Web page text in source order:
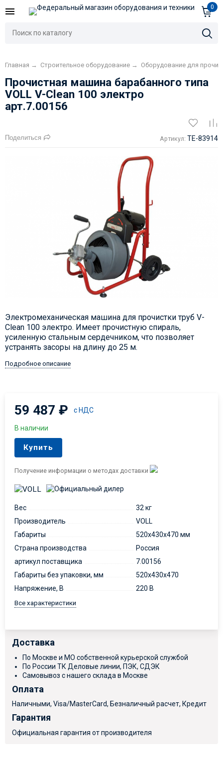
0
Главная → Строительное оборудование → Оборудование для
Прочистная машина барабанного типа
VOLL V-Clean 100 электро
арт.7.00156
Поделиться Артикул: TE-83914
Электромеханическая машина для прочистки труб V-
Clean 100 электро. Имеет прочистную спираль,
усиленную стальным сердечником, что позволяет
устранять засоры на длину до 25 м.
Подробное описание
59 487₽ с НДС
В наличии
Купить
Получение информации о методах доставки
Вес
32 кг
Производитель
VOLL
Габариты
520х430х470 мм
Страна производства
Россия
артикул поставщика
7.00156
Габариты без упаковки, мм
520х430х470
Напряжение, В
220 В
Все характеристики
Доставка
По Москве и МО собственной курьерской службой
По России ТК Деловые линии, ПЭК, СДЭК
Самовывоз с нашего склада в Москве
Оплата
Наличными, Visa/MasterCard, Безналичный расчет, Кредит
Гарантия
Официальная гарантия от производителя